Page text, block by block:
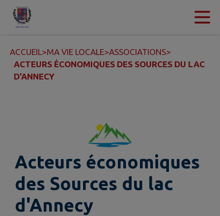
Contenu
ACCUEIL>MA VIE LOCALE>ASSOCIATIONS>
ACTEURS ÉCONOMIQUES DES SOURCES DU LAC
D'ANNECY
Acteurs économiques
des Sources du lac
d'Annecy